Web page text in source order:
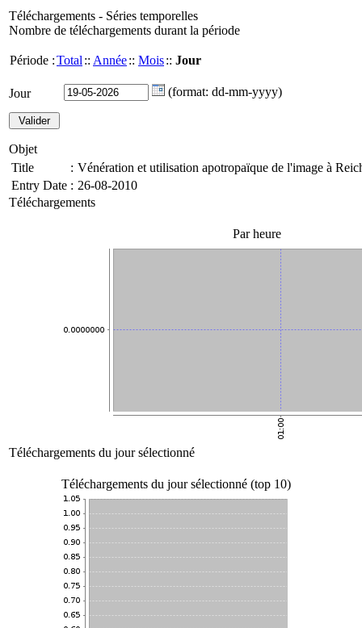
Téléchargements - Séries temporelles
Nombre de téléchargements durant la période
Période :Total :: Année:: Mois:: Jour
Jour (format: dd-mm-yyyy)
Objet
Title
: Vénération et utilisation apotropaïque de l'image à
Entry Date : 26-08-2010
Téléchargements
Par heure
Téléchargements du jour sélectionné
Téléchargements du jour sélectionné (top 10)